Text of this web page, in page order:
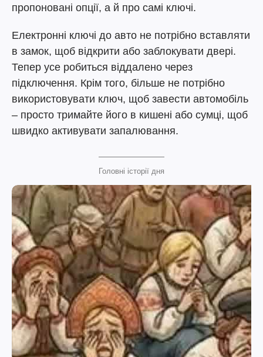
пропоновані опції, а й про самі ключі.
Електронні ключі до авто не потрібно вставляти
в замок, щоб відкрити або заблокувати двері.
Тепер усе робиться віддалено через
підключення. Крім того, більше не потрібно
використовувати ключ, щоб завести автомобіль
– просто тримайте його в кишені або сумці, щоб
швидко активувати запалювання.
Головні історії дня